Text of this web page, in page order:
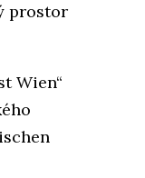
prostor
Wien“